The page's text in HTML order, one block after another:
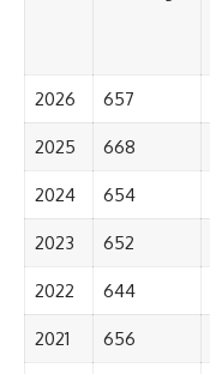
2026 657
2025 668
2024 654
2023 652
2022 644
2021 656